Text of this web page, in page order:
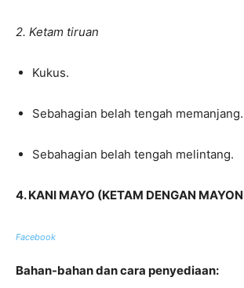
2. Ketam tiruan
Kukus.
Sebahagian belah tengah memanjang.
Sebahagian belah tengah melintang.
4. KANI MAYO (KETAM DENGAN
Facebook
Bahan-bahan dan cara penyediaan: